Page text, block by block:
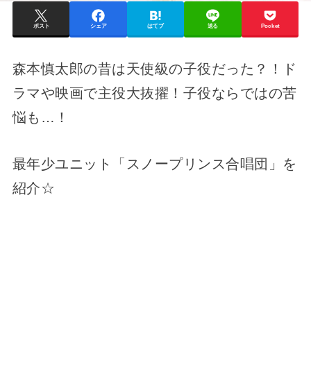
ポスト シェア はてブ 送る Pocket
森本慎太郎の昔は天使級の子役だった？！ド
ラマや映画で主役大抜擢！子役ならではの苦
悩も…！
最年少ユニット「スノープリンス合唱団」を
紹介☆